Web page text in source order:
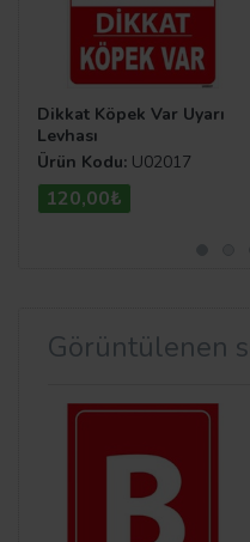
Dikkat Köpek Var Uyarı
Levhası
Ürün Kodu: U02017
120,00₺
Görüntülenen